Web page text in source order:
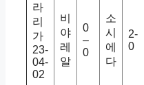
라
리
가
23-
04-
02
비
야
레
알
0
–
0
소
시
에
다
2-
0